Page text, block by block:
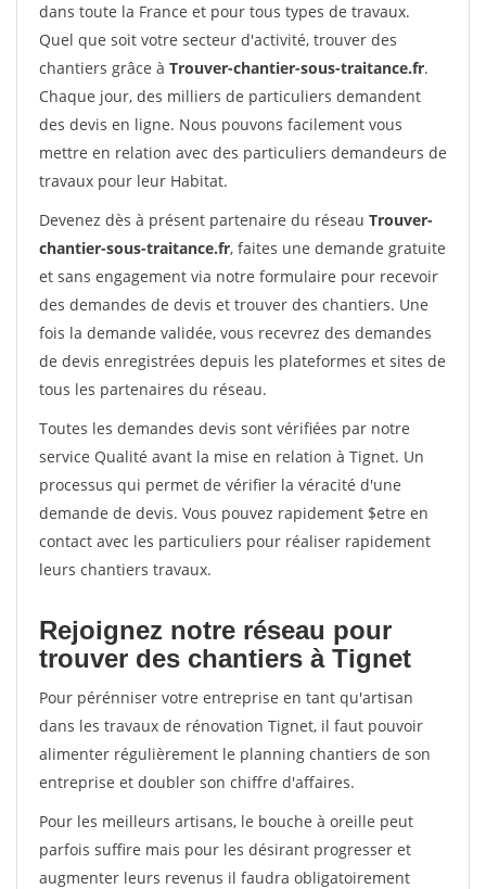
dans toute la France et pour tous types de travaux.
Quel que soit votre secteur d'activité, trouver des
chantiers grâce à Trouver-chantier-sous-traitance.fr.
Chaque jour, des milliers de particuliers demandent
des devis en ligne. Nous pouvons facilement vous
mettre en relation avec des particuliers demandeurs de
travaux pour leur Habitat.
Devenez dès à présent partenaire du réseau Trouver-
chantier-sous-traitance.fr, faites une demande gratuite
et sans engagement via notre formulaire pour recevoir
des demandes de devis et trouver des chantiers. Une
fois la demande validée, vous recevrez des demandes
de devis enregistrées depuis les plateformes et sites de
tous les partenaires du réseau.
Toutes les demandes devis sont vérifiées par notre
service Qualité avant la mise en relation à Tignet. Un
processus qui permet de vérifier la véracité d'une
demande de devis. Vous pouvez rapidement $etre en
contact avec les particuliers pour réaliser rapidement
leurs chantiers travaux.
Rejoignez notre réseau pour
trouver des chantiers à Tignet
Pour pérénniser votre entreprise en tant qu'artisan
dans les travaux de rénovation Tignet, il faut pouvoir
alimenter régulièrement le planning chantiers de son
entreprise et doubler son chiffre d'affaires.
Pour les meilleurs artisans, le bouche à oreille peut
parfois suffire mais pour les désirant progresser et
augmenter leurs revenus il faudra obligatoirement